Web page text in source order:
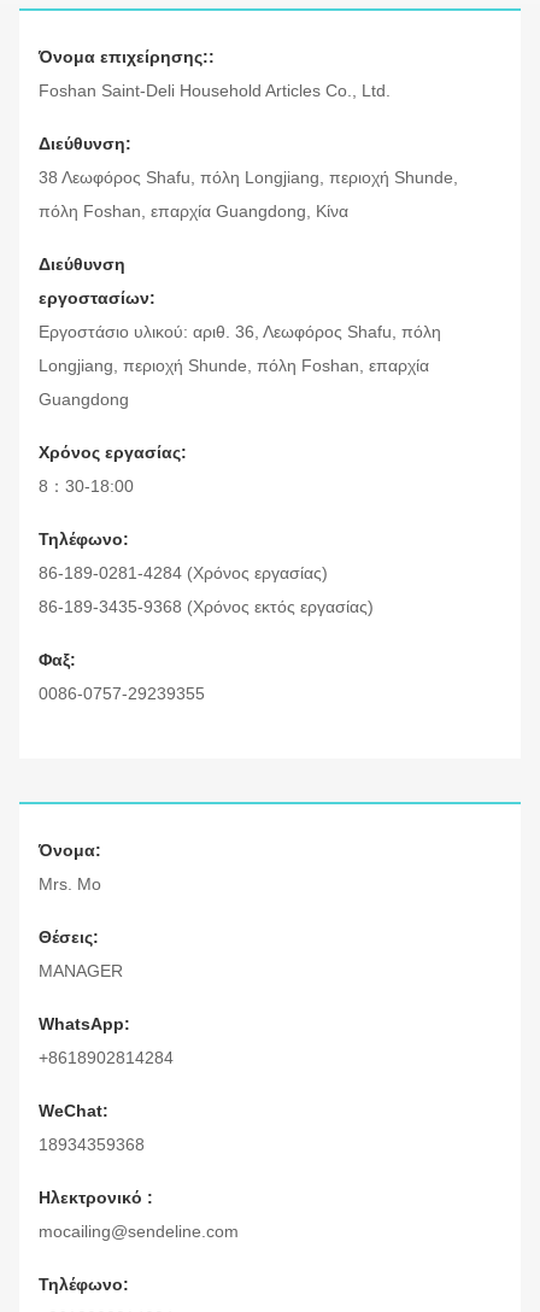
Όνομα επιχείρησης::
Foshan Saint-Deli Household Articles Co., Ltd.
Διεύθυνση:
38 Λεωφόρος Shafu, πόλη Longjiang, περιοχή Shunde,
πόλη Foshan, επαρχία Guangdong, Κίνα
Διεύθυνση
εργοστασίων:
Εργοστάσιο υλικού: αριθ. 36, Λεωφόρος Shafu, πόλη
Longjiang, περιοχή Shunde, πόλη Foshan, επαρχία
Guangdong
Χρόνος εργασίας:
8：30-18:00
Τηλέφωνο:
86-189-0281-4284 (Χρόνος εργασίας)
86-189-3435-9368 (Χρόνος εκτός εργασίας)
Φαξ:
0086-0757-29239355
Όνομα:
Mrs. Mo
Θέσεις:
MANAGER
WhatsApp:
+8618902814284
WeChat:
18934359368
Ηλεκτρονικό :
mocailing@sendeline.com
Τηλέφωνο: